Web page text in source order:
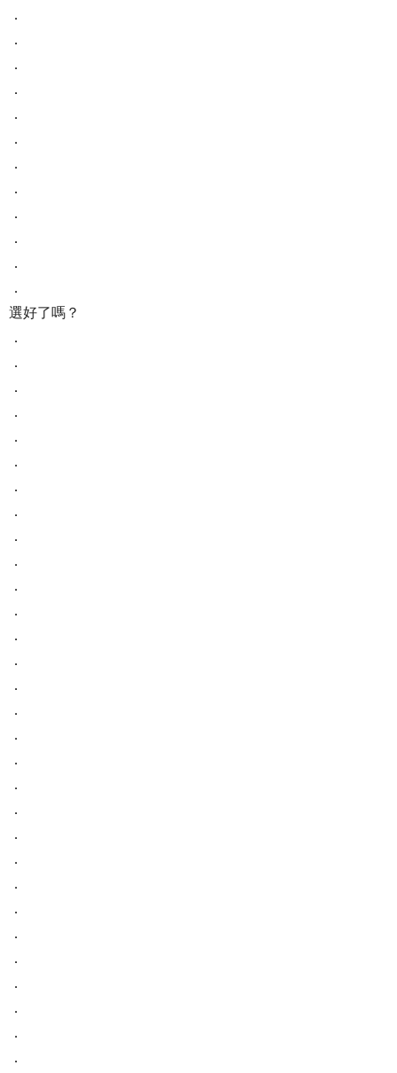
．
．
．
．
．
．
．
．
．
．
．
​​​​​​​．
選好了嗎？
．
．
．
．
．
．
．
．
．
．
．
．
．
．
．
​​​​​​​．
．
．
．
．
．
．
．
．
．
．
．
．
．
．